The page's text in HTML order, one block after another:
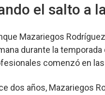
el salto a
Mazariegos
durante la
comenzó en
dos años, Mazariegos